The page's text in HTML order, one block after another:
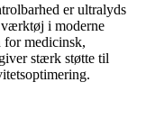
er ultralyds
i moderne
for medicinsk,
stærk støtte til